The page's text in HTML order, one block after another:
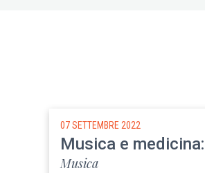
07 SETTEMBRE 2022
Musica e
Musica